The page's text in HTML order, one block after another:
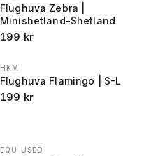
Flughuva Zebra |
Minishetland-Shetland
199 kr
HKM
Flughuva Flamingo | S-L
199 kr
REA −41
EQU USED